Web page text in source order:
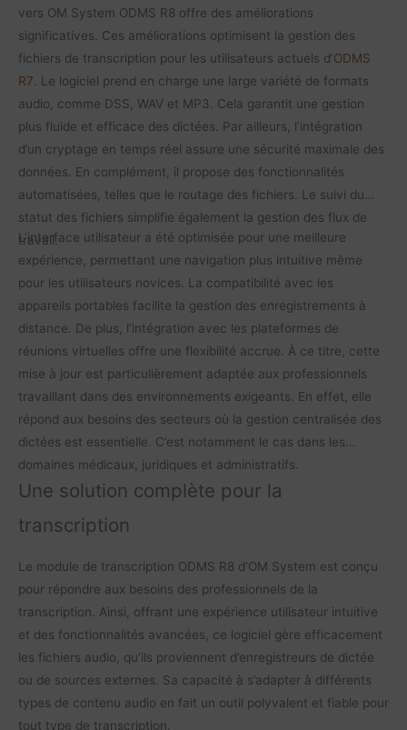
vers OM System ODMS R8 offre des améliorations
significatives. Ces améliorations optimisent la gestion des
fichiers de transcription pour les utilisateurs actuels d’ODMS
R7 . Le logiciel prend en charge une large variété de formats
audio, comme DSS, WAV et MP3. Cela garantit une gestion
plus fluide et efficace des dictées. Par ailleurs, l’intégration
d’un cryptage en temps réel assure une sécurité maximale des
données. En complément, il propose des fonctionnalités
automatisées, telles que le routage des fichiers. Le suivi du
statut des fichiers simplifie également la gestion des flux de
travail.
L’interface utilisateur a été optimisée pour une meilleure
expérience, permettant une navigation plus intuitive même
pour les utilisateurs novices. La compatibilité avec les
appareils portables facilite la gestion des enregistrements à
distance. De plus, l’intégration avec les plateformes de
réunions virtuelles offre une flexibilité accrue. À ce titre, cette
mise à jour est particulièrement adaptée aux professionnels
travaillant dans des environnements exigeants. En effet, elle
répond aux besoins des secteurs où la gestion centralisée des
dictées est essentielle. C’est notamment le cas dans les
domaines médicaux, juridiques et administratifs.
Une solution complète pour la
transcription
Le module de transcription ODMS R8 d’OM System est conçu
pour répondre aux besoins des professionnels de la
transcription. Ainsi, offrant une expérience utilisateur intuitive
et des fonctionnalités avancées, ce logiciel gère efficacement
les fichiers audio, qu’ils proviennent d’enregistreurs de dictée
ou de sources externes. Sa capacité à s’adapter à différents
types de contenu audio en fait un outil polyvalent et fiable pour
tout type de transcription.